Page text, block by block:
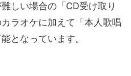
しい場合の「CD受け取り
ラオケに加えて「本人歌唱
となっています。